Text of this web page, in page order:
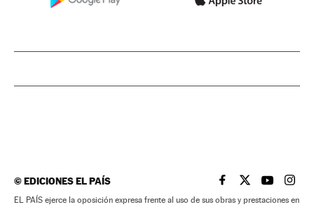
©EDICIONES EL PAÍS EL PAÍS BRASIL EN
EL PAÍSEL PAÍS
EL
EL PAÍS ejerce la oposición expresa frente al uso de sus obras y prestaciones en